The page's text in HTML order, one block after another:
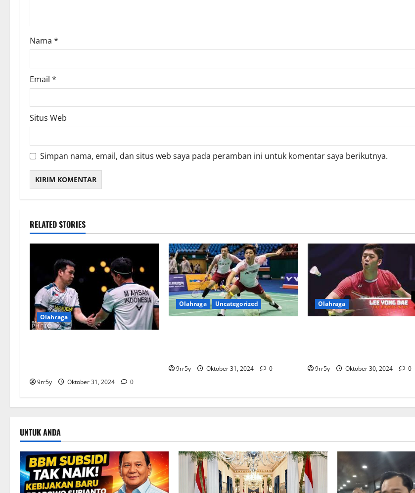
n
Nama *
Email *
Situs Web
Simpan nama, email, dan situs web saya pada peramban ini untuk komentar saya berikutnya.
RELATED STORIES
Olahraga
9rr5y Oktober 31, 2024 0
Olahraga Uncategorized
9rr5y Oktober 31, 2024 0
Olahraga
9rr5y Oktober 30, 2024 0
UNTUK ANDA